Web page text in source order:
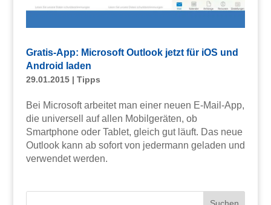
Gratis-App: Microsoft Outlook jetzt für iOS und
Android laden
29.01.2015| Tipps
Bei Microsoft arbeitet man einer neuen E-Mail-App,
die universell auf allen Mobilgeräten, ob
Smartphone oder Tablet, gleich gut läuft. Das neue
Outlook kann ab sofort von jedermann geladen und
verwendet werden.